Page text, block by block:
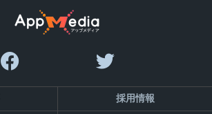
採用情報